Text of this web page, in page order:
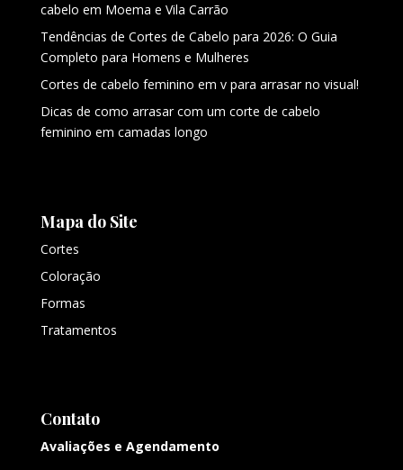
cabelo em Moema e Vila Carrão
Tendências de Cortes de Cabelo para 2026: O Guia
Completo para Homens e Mulheres
Cortes de cabelo feminino em v para arrasar no visual!
Dicas de como arrasar com um corte de cabelo
feminino em camadas longo
Mapa do Site
Cortes
Coloração
Formas
Tratamentos
Contato
Avaliações e Agendamento